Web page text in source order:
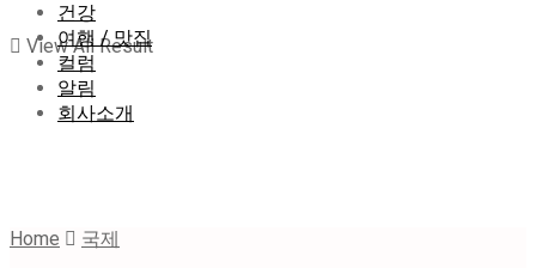
View All Result
건강
여행 / 맛집
컬럼
알림
회사소개
Home 국제